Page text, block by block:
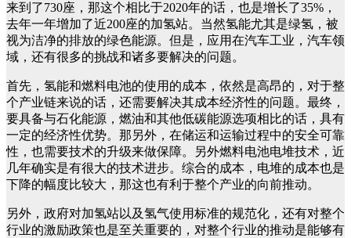
来到了730座，那这个相比于2020年的话，也是增长了35%，
去年一年增加了近200座的加氢站。当然氢能尤其是绿氢，被
视为洁净的排放的绿色能源。但是，应用在汽车工业，汽车领
域，还有很多的挑战和诸多要解决的问题。
首先，氢能和燃料电池的使用的成本，依然是高昂的，对于整
个产业链来说的话，还需要解决其成本经济性的问题。最终，
要具备与石化能源，燃油和其他低碳能源选项相比的话，具有
一定的经济性优势。那另外，在储运和运输过程中的安全可靠
性，也需要技术的升级来做保障。另外燃料电池电堆技术，近
几年确实是有很大的技术进步。综合的成本，电堆的成本也是
下降的幅度比较大，那这也有利于整个产业的向前推动。
另外，政府对加氢站以及氢气使用标准的规范化，还有对整个
行业的激励政策也是至关重要的，对整个行业的推动是能够有